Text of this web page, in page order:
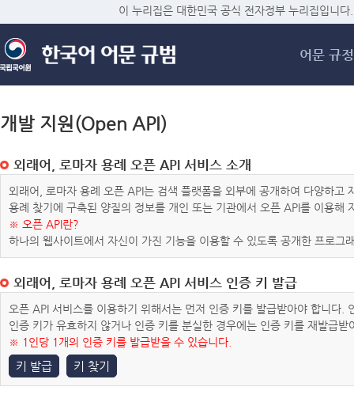
메
이 누리집은 대한민국 공식 전자정부 누리집입니다.
어문 규정
개발 지원(Open API)
외래어, 로마자 용례 오픈 API 서비스 소개
외래어, 로마자 용례 오픈 API는 검색 플랫폼을 외부에 공개하여 다양하
용례 찾기에 구축된 양질의 정보를 개인 또는 기관에서 오픈 API를 이용해
※ 오픈 API란?
하나의 웹사이트에서 자신이 가진 기능을 이용할 수 있도록 공개한 프로그
외래어, 로마자 용례 오픈 API 서비스 인증 키 발급
오픈 API 서비스를 이용하기 위해서는 먼저 인증 키를 발급받아야 합니다
인증 키가 유효하지 않거나 인증 키를 분실한 경우에는 인증 키를 재발급받
※ 1인당 1개의 인증 키를 발급받을 수 있습니다.
키 발급 키 찾기